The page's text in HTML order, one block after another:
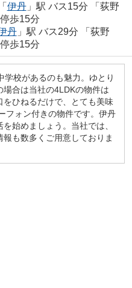
伊丹」駅 バス15分 「荻野
歩15分
丹」駅 バス29分 「荻野
歩15分
校があるのも魅力。ゆとり
合は当社の4LDKの物件は
ひねるだけで、とても美味
フォン付きの物件です。伊丹
始めましょう。当社では、
も数多くご用意しておりま